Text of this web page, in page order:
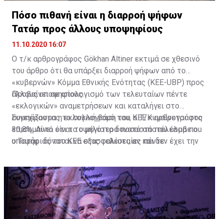
Πόσο πιθανή είναι η διαρροή ψήφων
Τατάρ προς άλλους υποψηφίους
11.10.2020 16:07
Ο τ/κ αρθρογράφος Gökhan Altiner εκτιμά σε χθεσινό
του άρθρο ότι θα υπάρξει διαρροή ψήφων από το
«κυβερνών» Κόμμα Εθνικής Ενότητας (KEE-UBP) προς
άλλους υποψηφίους.
Προβαίνει σε απολογισμό των τελευταίων πέντε
«εκλογικών» αναμετρήσεων και καταλήγει στο
συμπέρασμα η εκλογική βάση του ΚΕΕ κυμαίνεται στο
30,8%. Αυτό είναι το μέγιστο δυνατό αποτέλεσμα που
ο Τατάρ δύναται να εξασφαλίσει, αν και δεν έχει την
Συνεχίζοντας το συλλογισμό του, ο Τ/Κ αρθρογράφος
επισημαίνει ότι το υψηλότερο ποσοστό που έλαβε ο
υποψήφιος του ΚΕΕ στις τελευταίες πέντε
πρόκειται για μια αμφίρροπη αναμέτρηση με ανοικτό
κάθε ενδεχόμενο.
Διαβάστε επίσης: LIVE: Εκλέγουν νέο κατοχικό ηγέτη